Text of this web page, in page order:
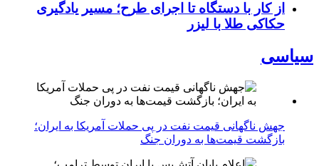
از کار با دستگاه تا اجرای طرح؛ مسیر یادگیری
حکاکی طلا با لیزر
سیاسی
جهش ناگهانی قیمت نفت در پی حملات آمریکا به ایران؛
بازگشت قیمت‌ها به دوران جنگ